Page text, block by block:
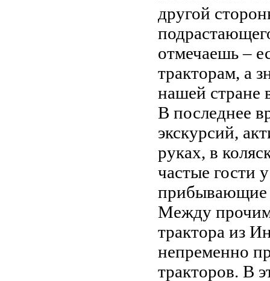
другой
отмечаешь –
тракторам, а
нашей стране
В последнее
экскурсий,
руках, в
частые гости
прибывающие
Между
трактора из
непременно
тракторов. В